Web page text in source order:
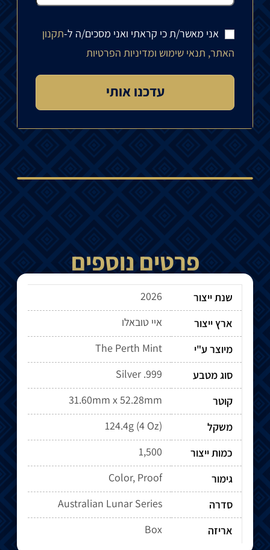
אני מאשר/ת כי קראתי ואני מסכים/ה ל-תקנון
האתר, תנאי שימוש ומדיניות הפרטיות
פרטים נוספים
שנת ייצור
2026
ארץ ייצור
איי טובאלו
מיוצר ע"י
The Perth Mint
סוג מטבע
Silver .999
קוטר
31.60mm x 52.28mm
משקל
124.4g (4 Oz)
כמות ייצור
1,500
גימור
Color, Proof
סדרה
Australian Lunar Series
אריזה
Box